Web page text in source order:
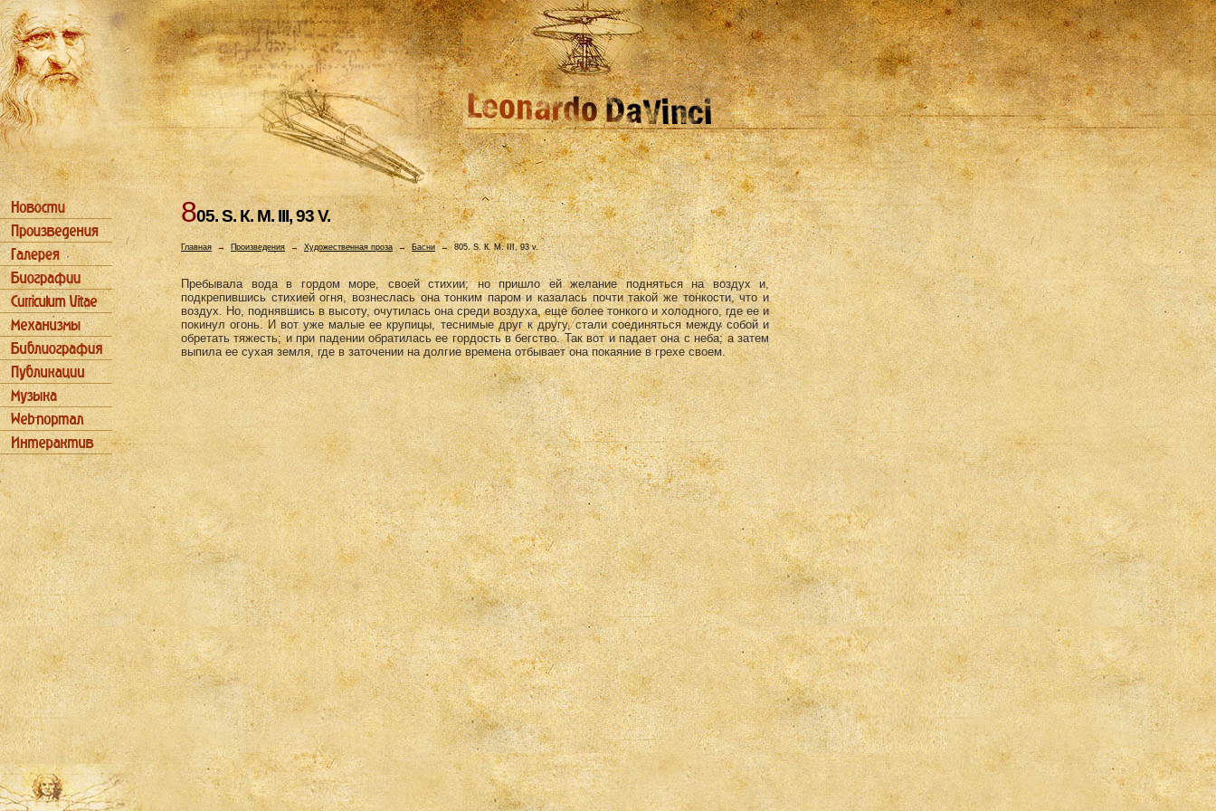
805. S. К. М. III, 93 V.
Главная→ Произведения → Художественная проза → Басни→805. S. К. М. III, 93 v.
Пребывала вода в гордом море, своей стихии; но пришло ей желание подняться на воздух и,
подкрепившись стихией огня, вознеслась она тонким паром и казалась почти такой же тонко­сти, что и
воздух. Но, поднявшись в высоту, очути­лась она среди воздуха, еще более тонкого и хо­лодного, где ее и
покинул огонь. И вот уже малые ее крупицы, теснимые друг к другу, стали соеди­няться между собой и
обретать тяжесть; и при па­дении обратилась ее гордость в бегство. Так вот и падает она с неба; а затем
выпила ее сухая земля, где в заточении на долгие времена отбывает она покаяние в грехе своем.